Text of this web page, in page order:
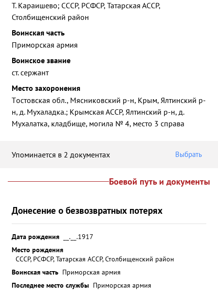
T. Караишево; СССР, РСФСР, Татарская АССР,
Столбищенский район
Воинская часть
Приморская армия
Воинское звание
ст. сержант
Место захоронения
Tостовская обл., Мясниковский р-н, Крым, Ялтинский р-
н, д. Мухаладка.; Крымская АССР, Ялтинский р-н, д.
Мухалатка, кладбище, могила № 4, место 3 справа
Упоминается в 2 документах Выбрать
Боевой путь и документы
Донесение о безвозвратных потерях
Дата рождения
__.__.1917
Место рождения
СССР, РСФСР, Татарская АССР, Столбищенский район
Воинская часть Приморская армия
Последнее место службы Приморская армия